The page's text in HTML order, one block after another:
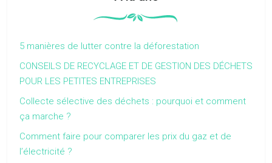
5 manières de lutter contre la déforestation
CONSEILS DE RECYCLAGE ET DE GESTION DES DÉCHETS
POUR LES PETITES ENTREPRISES
Collecte sélective des déchets : pourquoi et comment
ça marche ?
Comment faire pour comparer les prix du gaz et de
l’électricité ?